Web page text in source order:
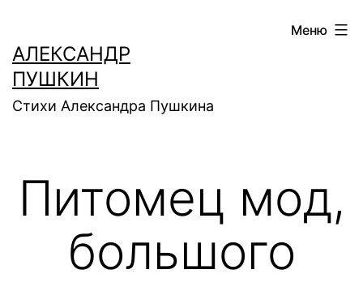
содержимому
АЛЕКСАНДР
ПУШКИН
Стихи Александра Пушкина
Меню
Питомец мод,
большого